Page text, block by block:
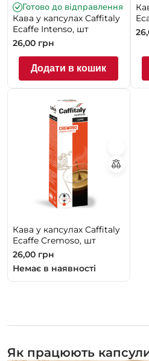
Готово до відправлення
Кава у капсулах Caffitaly
Ecaffe Intenso, шт
26,00 грн
Додати в кошик
Кава у капсулах Caffitaly
Ecaffe Cremoso, шт
26,00 грн
Немає в наявності
Як працюють